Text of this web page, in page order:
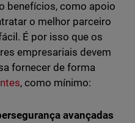
benefícios, como apoio
o melhor parceiro
É por isso que os
empresariais devem
fornecer de forma
, como mínimo:
avançadas